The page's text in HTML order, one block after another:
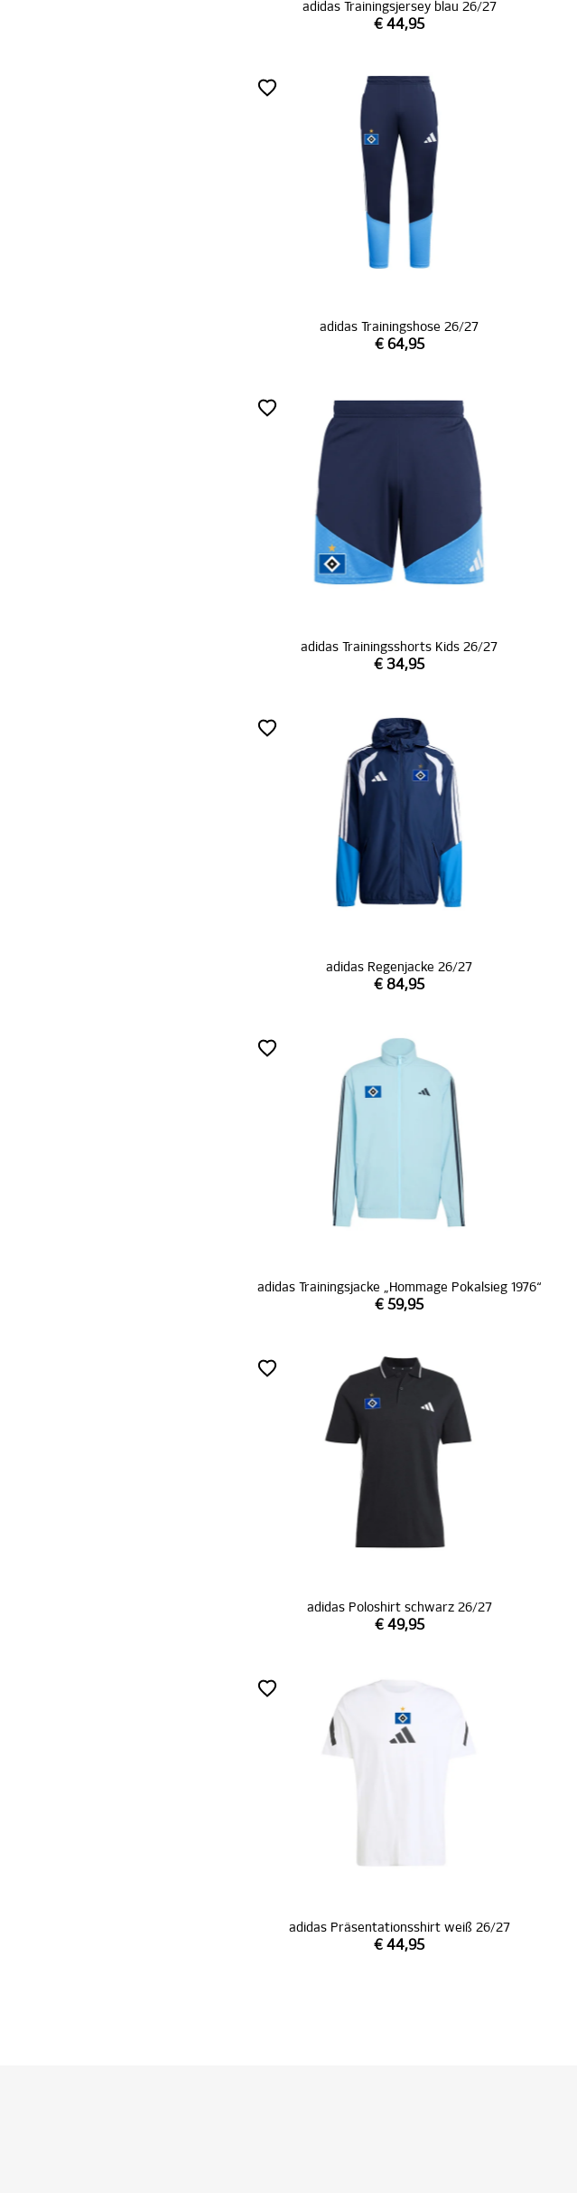
adidas Trainingsjersey blau 26/27
€ 44,95
adidas Trainingshose 26/27
€ 64,95
adidas Trainingsshorts Kids 26/27
€ 34,95
adidas Regenjacke 26/27
€ 84,95
adidas Trainingsjacke „Hommage Pokalsieg 1976“
€ 59,95
adidas Poloshirt schwarz 26/27
€ 49,95
adidas Präsentationsshirt weiß 26/27
€ 44,95